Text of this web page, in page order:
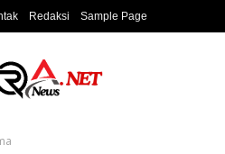
Redaksi Sample Page